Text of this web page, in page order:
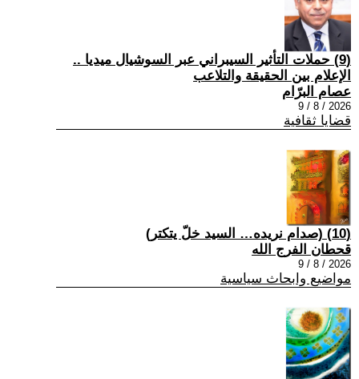
(9) حملات التأثير السيبراني عبر السوشيال ميديا ..
الإعلام بين الحقيقة والتلاعب
عصام البرّام
2026 / 8 / 9
قضايا ثقافية
(10) (صدام نريده… السيد خلّ يتكتر)
قحطان الفرج الله
2026 / 8 / 9
مواضيع وابحاث سياسية